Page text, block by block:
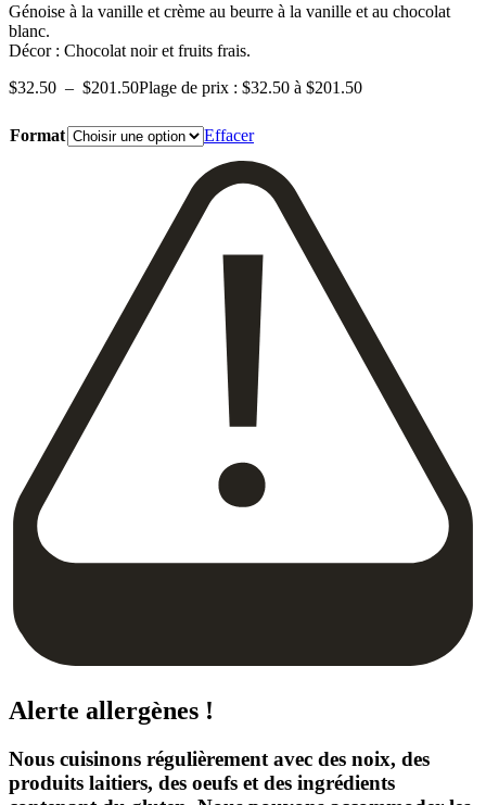
Génoise à la vanille et crème au beurre à la vanille et au chocolat
blanc.
Décor : Chocolat noir et fruits frais.
$32.50 – $201.50Plage de prix : $32.50 à $201.50
Format Effacer
Alerte allergènes !
Nous cuisinons régulièrement avec des noix, des
produits laitiers, des oeufs et des ingrédients